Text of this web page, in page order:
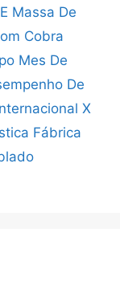
Massa De
Cobra
Mes De
De
X
Fábrica